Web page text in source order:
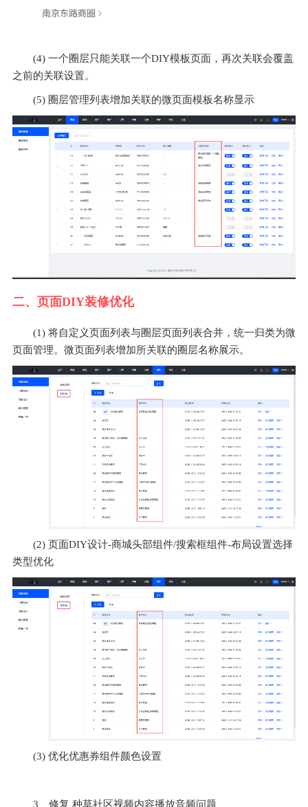
(4) 一个圈层只能关联一个DIY模板页面，再次关联会覆盖
之前的关联设置。
(5) 圈层管理列表增加关联的微页面模板名称显示
二、页面DIY装修优化
(1) 将自定义页面列表与圈层页面列表合并，统一归类为微
页面管理。微页面列表增加所关联的圈层名称展示。
(2) 页面DIY设计-商城头部组件/搜索框组件-布局设置选择
类型优化
(3) 优化优惠券组件颜色设置
3、修复 种草社区视频内容播放音频问题